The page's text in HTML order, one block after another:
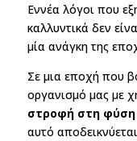
Εννέα λόγοι που
καλλυντικά δεν
μία ανάγκη της
Σε μια εποχή που
οργανισμό μας με
στροφή στη φύση
αυτό